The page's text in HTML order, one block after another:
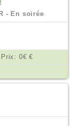
- En soirée
Prix: 0€ €